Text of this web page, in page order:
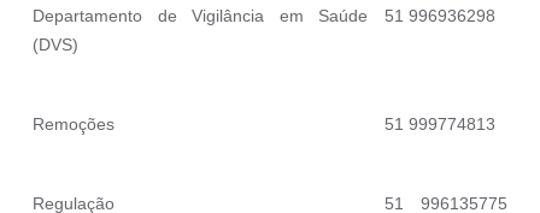
Departamento de Vigilância em Saúde
(DVS)
51 996936298
Remoções 51 999774813
Regulação 51 996135775